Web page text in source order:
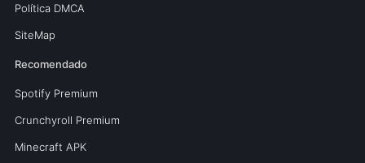
Política DMCA
SiteMap
Recomendado
Spotify Premium
Crunchyroll Premium
Minecraft APK